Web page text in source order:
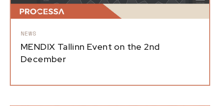
NEWS
MENDIX Tallinn Event on the 2nd
December